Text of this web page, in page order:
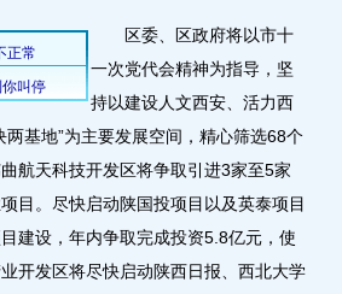
区委、区政府将以市十
一次党代会精神为指导，坚
持以建设人文西安、活力西
基地”为主要发展空间，精心筛选68个
航天科技开发区将争取引进3家至5家
目。尽快启动陕国投项目以及英泰项目
建设，年内争取完成投资5.8亿元，使
开发区将尽快启动陕西日报、西北大学